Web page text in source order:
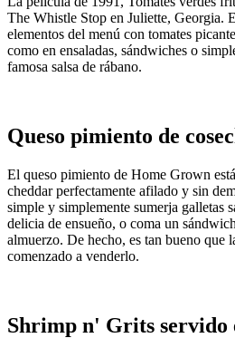
The Whistle Stop en Juliette, Georgia.
elementos del menú con tomates
como en ensaladas, sándwiches o
famosa salsa de rábano.
Queso pimiento de
El queso pimiento de Home Grown
cheddar perfectamente afilado y sin
simple y simplemente sumerja galletas
delicia de ensueño, o coma un
almuerzo. De hecho, es tan bueno que
comenzado a venderlo.
Shrimp n' Grits servido